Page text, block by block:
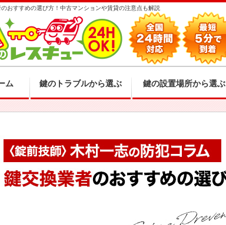
おすすめの選び方！中古マンションや賃貸の注意点も解説
ム 鍵のトラブルから選ぶ 鍵の設置場所から選ぶ